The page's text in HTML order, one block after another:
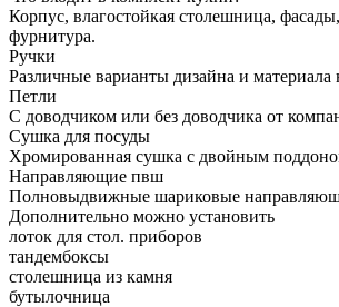
Корпус, влагостойкая столешница,
фурнитура.
Ручки
Различные варианты дизайна и материала
Петли
С доводчиком или без доводчика от
Сушка для посуды
Хромированная сушка с двойным
Направляющие пвш
Полновыдвижные шариковые
Дополнительно можно установить
лоток для стол. приборов
тандембоксы
столешница из камня
бутылочница